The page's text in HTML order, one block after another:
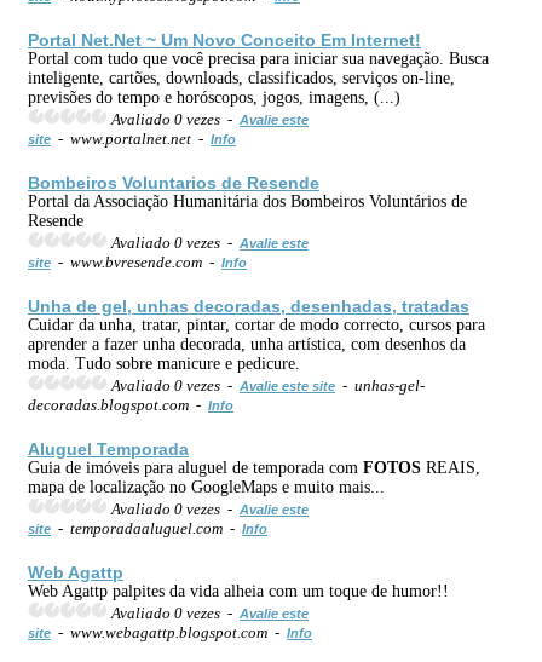
Portal Net.Net ~ Um Novo Conceito Em Internet!
Portal com tudo que você precisa para iniciar sua navegação. Busca
inteligente, cartões, downloads, classificados, serviços on-line,
previsões do tempo e horóscopos, jogos, imagens, (...)
Avaliado 0 vezes - Avalie este
site - www.portalnet.net - Info
Bombeiros Voluntarios de Resende
Portal da Associação Humanitária dos Bombeiros Voluntários de
Resende
Avaliado 0 vezes - Avalie este
site - www.bvresende.com - Info
Unha de gel, unhas decoradas, desenhadas, tratadas
Cuidar da unha, tratar, pintar, cortar de modo correcto, cursos para
aprender a fazer unha decorada, unha artística, com desenhos da
moda. Tudo sobre manicure e pedicure.
Avaliado 0 vezes - Avalie este site - unhas-gel-
decoradas.blogspot.com - Info
Aluguel Temporada
Guia de imóveis para aluguel de temporada com FOTOS REAIS,
mapa de localização no GoogleMaps e muito mais...
Avaliado 0 vezes - Avalie este
site - temporadaaluguel.com - Info
Web Agattp
Web Agattp palpites da vida alheia com um toque de humor!!
Avaliado 0 vezes - Avalie este
site - www.webagattp.blogspot.com - Info